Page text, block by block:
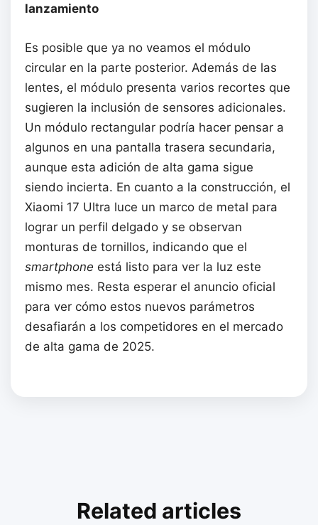
lanzamiento
Es posible que ya no veamos el módulo
circular en la parte posterior. Además de las
lentes, el módulo presenta varios recortes que
sugieren la inclusión de sensores adicionales.
Un módulo rectangular podría hacer pensar a
algunos en una pantalla trasera secundaria,
aunque esta adición de alta gama sigue
siendo incierta. En cuanto a la construcción, el
Xiaomi 17 Ultra luce un marco de metal para
lograr un perfil delgado y se observan
monturas de tornillos, indicando que el
smartphone está listo para ver la luz este
mismo mes. Resta esperar el anuncio oficial
para ver cómo estos nuevos parámetros
desafiarán a los competidores en el mercado
de alta gama de 2025.
Related articles